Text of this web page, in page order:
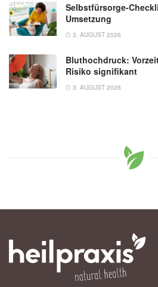
Selbstfürsorge-
Umsetzung
3. AUGUST 2026
Bluthochdruck:
Risiko signifikant
3. AUGUST 2026